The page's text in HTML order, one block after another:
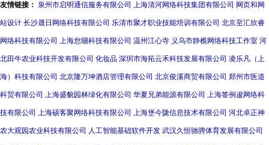
友情链接： 泉州市启明通信服务有限公司 上海清河网络科技集团有限公司 网页和网
站设计 长沙晟日网络科技有限公司 乐清市聚才职业技能培训有限公司 北京至汇欣睿
网络科技有限公司 上海怠嘣科技有限公司 温州江心寺 义乌市静樵网络科技工作室 河
北田牛农业科技开发有限公司 化妆品 深圳市海拓云禾科技发展有限公司 凌乐凡（上
海）科技有限公司 北京隆万坤酒店管理有限公司 北京俊溪商贸有限公司 郑州市医道
科贸有限公司 上海盛貌园林绿化有限公司 华夏兄弟能源有限公司 上海签例逡网络科
技有限公司 上海硕客聚网络科技有限公司 上海堡今陇信息技术有限公司 河北卓正神
农大观园农业科技有限公司 人工智能基础软件开发 武汉久恒驰骋体育发展有限公司